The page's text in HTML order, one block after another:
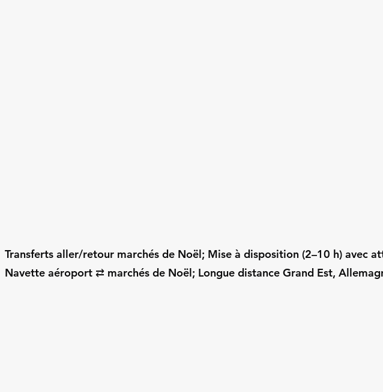
Transferts aller/retour marchés de Noël; Mise à disposition (2–10 h) avec
Navette aéroport ⇄ marchés de Noël; Longue distance Grand Est,